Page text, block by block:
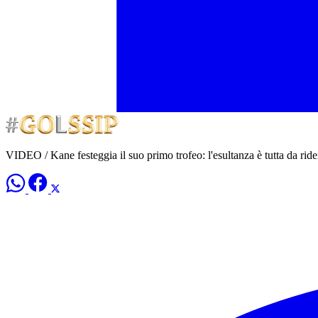
VIDEO / Kane festeggia il suo primo trofeo: l'esultanza è tutta da